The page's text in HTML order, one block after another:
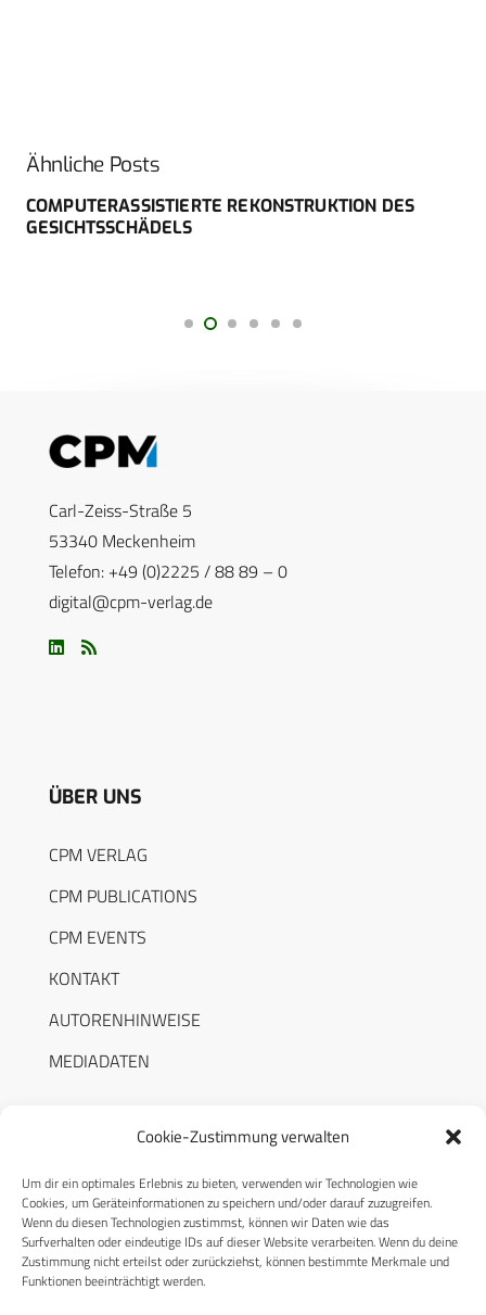
Cookie-Zustimmung verwalten
Um dir ein optimales Erlebnis zu bieten, verwenden wir Technologien wie
Cookies, um Geräteinformationen zu speichern und/oder darauf zuzugreifen.
Wenn du diesen Technologien zustimmst, können wir Daten wie das
Surfverhalten oder eindeutige IDs auf dieser Website verarbeiten. Wenn du deine
Zustimmung nicht erteilst oder zurückziehst, können bestimmte Merkmale und
Funktionen beeinträchtigt werden.
Ähnliche Posts
COMPUTERASSISTIERTE REKONSTRUKTION DES
GESICHTSSCHÄDELS
Carl-Zeiss-Straße 5
53340 Meckenheim
Telefon: +49 (0)2225 / 88 89 – 0
digital@cpm-verlag.de
ÜBER UNS
CPM VERLAG
CPM PUBLICATIONS
CPM EVENTS
KONTAKT
AUTORENHINWEISE
MEDIADATEN
RECHTLICHES
Datenschutzerklärung
Cookie-Richtlinie (EU)